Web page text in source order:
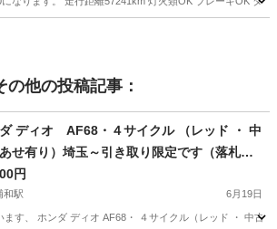
の他の投稿記事：
ディオ AF68・４サイクル （レッド ・ 中
せ有り）埼玉～引き取り限定です（落札者
の陸送可）
円
和駅 6月19日
ます、 ホンダ ディオ AF68・ ４サイクル（レッド ・ 中古